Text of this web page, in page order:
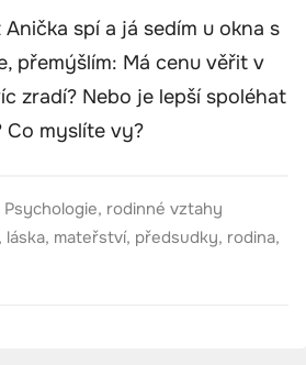
spí a já sedím u okna s
přemýšlím: Má cenu věřit v
zradí? Nebo je lepší spoléhat
Co myslíte vy?
Psychologie, rodinné vztahy
, láska, mateřství, předsudky, rodina,